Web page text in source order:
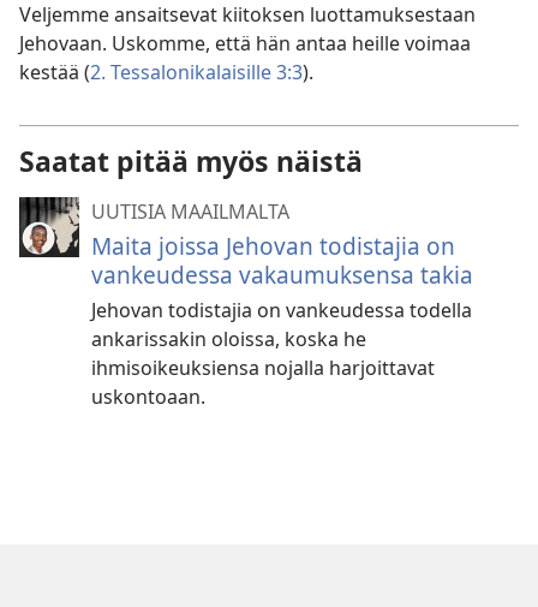
Veljemme ansaitsevat kiitoksen luottamuksestaan
Jehovaan. Uskomme, että hän antaa heille voimaa
kestää (2. Tessalonikalaisille 3:3).
Saatat pitää myös näistä
UUTISIA MAAILMALTA
Maita joissa Jehovan todistajia on
vankeudessa vakaumuksensa takia
Jehovan todistajia on vankeudessa todella
ankarissakin oloissa, koska he
ihmisoikeuksiensa nojalla harjoittavat
uskontoaan.